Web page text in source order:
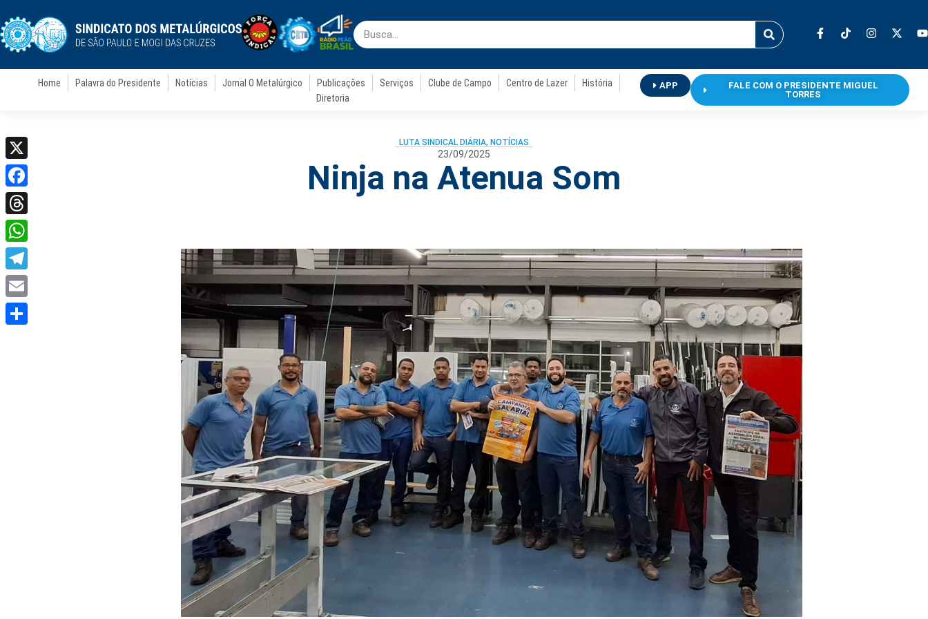
Home Palavra do Presidente Notícias Jornal O Metalúrgico Publicações Serviços Clube de Campo Centro de Lazer
História
Diretoria
APP
FALE COM O PRESIDENTE MIGUEL
TORRES
LUTA SINDICAL DIÁRIA, NOTÍCIAS
23/09/2025
Ninja na Atenua Som
X
Facebook
Threads
WhatsApp
Telegram
Email